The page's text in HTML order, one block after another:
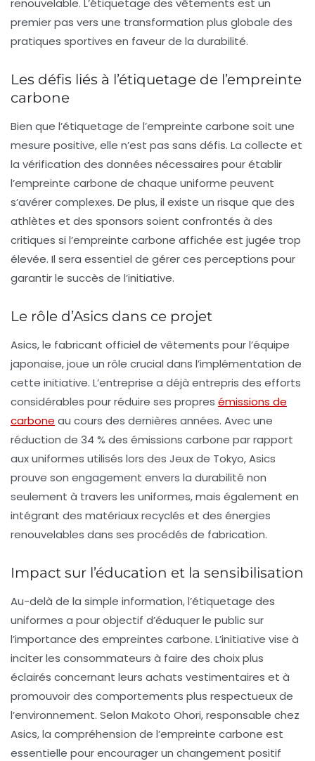
premier pas vers une transformation plus globale des
pratiques sportives en faveur de la durabilité.
Les défis liés à l’étiquetage de l’empreinte
carbone
Bien que l’étiquetage de l’empreinte carbone soit une
mesure positive, elle n’est pas sans défis. La collecte et
la vérification des données nécessaires pour établir
l’empreinte carbone de chaque uniforme peuvent
s’avérer complexes. De plus, il existe un risque que des
athlètes et des sponsors soient confrontés à des
critiques si l’empreinte carbone affichée est jugée trop
élevée. Il sera essentiel de gérer ces perceptions pour
garantir le succès de l’initiative.
Le rôle d’Asics dans ce projet
Asics, le fabricant officiel de vêtements pour l’équipe
japonaise, joue un rôle crucial dans l’implémentation de
cette initiative. L’entreprise a déjà entrepris des efforts
considérables pourréduire ses propres émissions de
carbone au cours des dernières années. Avec une
réduction de 34 % des émissions carbone par rapport
aux uniformes utilisés lors des Jeux de Tokyo, Asics
prouve son engagement envers la durabilité non
seulement à travers les uniformes, mais également en
intégrant des matériaux recyclés et des énergies
renouvelables dans ses procédés de fabrication.
Impact sur l’éducation et la sensibilisation
Au-delà de la simple information, l’étiquetage des
uniformes a pour objectif d’éduquer le public sur
l’importance des empreintes carbone. L’initiative vise à
inciter les consommateurs à faire des choix plus
éclairés concernant leurs achats vestimentaires et à
promouvoir des comportements plus respectueux de
l’environnement. Selon Makoto Ohori, responsable chez
Asics, la compréhension de l’empreinte carbone est
essentielle pour encourager un changement positif